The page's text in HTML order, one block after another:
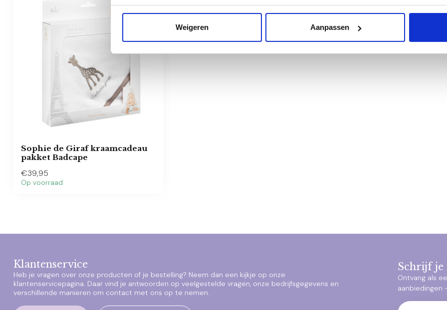
Weigeren Aanpassen
Sophie de Giraf kraamcadeau
pakket Badcape
€39,95
Op voorraad
Klantenservice
Heb je vragen over onze producten of je bestelling? Neem dan een kijkje op onze
klantenservicepagina. Daar vind je antwoorden op veelgestelde vragen, onze bedrijfsgegevens en
verschillende manieren om contact met ons op te nemen.
Schrijf je
Ontvang als
aanbiedingen